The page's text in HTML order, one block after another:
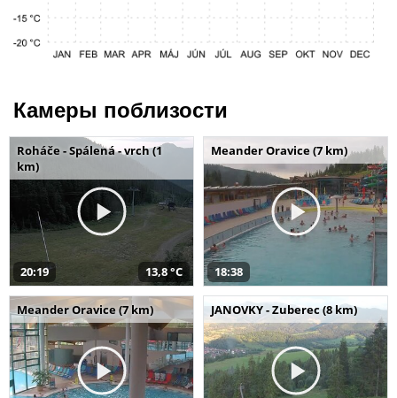
Камеры поблизости
Roháče - Spálená - vrch (1
km)
20:19 13,8 °C
Meander Oravice (7 km)
18:38
Meander Oravice (7 km) JANOVKY - Zuberec (8 km)